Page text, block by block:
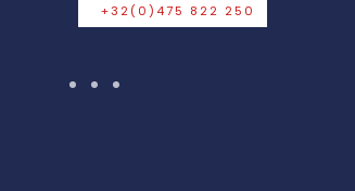
+32(0)475 822 250